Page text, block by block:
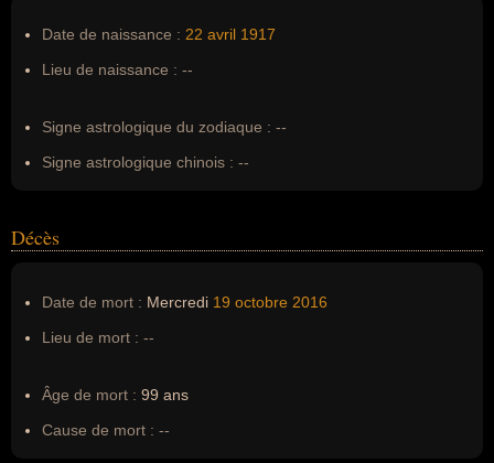
Date de naissance : 22 avril 1917
Lieu de naissance : --
Signe astrologique du zodiaque : --
Signe astrologique chinois : --
Décès
Date de mort : Mercredi 19 octobre 2016
Lieu de mort : --
Âge de mort : 99 ans
Cause de mort : --